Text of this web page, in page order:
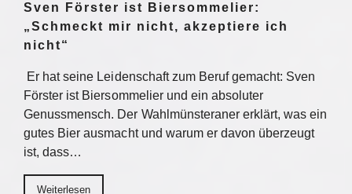
Sven Förster ist Biersommelier:
„Schmeckt mir nicht, akzeptiere ich
nicht“
Er hat seine Leidenschaft zum Beruf gemacht: Sven
Förster ist Biersommelier und ein absoluter
Genussmensch. Der Wahlmünsteraner erklärt, was ein
gutes Bier ausmacht und warum er davon überzeugt
ist, dass…
Weiterlesen